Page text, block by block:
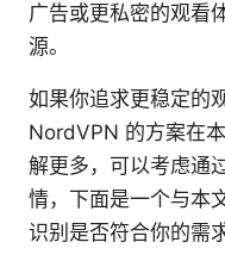
广告或更私密的观看
源。
如果你追求更稳定的
NordVPN 的方案在
解更多，可以考虑通
情，下面是一个与本
识别是否符合你的需求